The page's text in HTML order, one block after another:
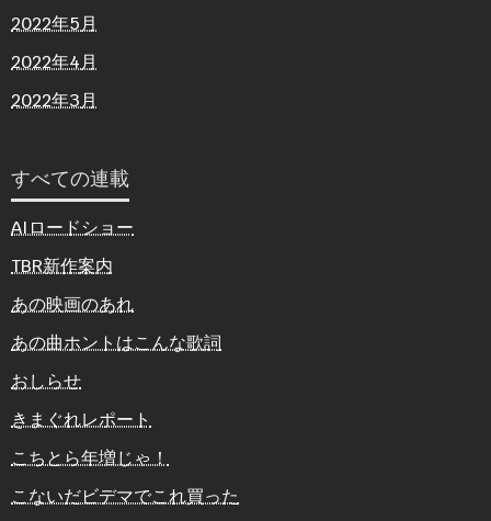
2022年5月
2022年4月
2022年3月
すべての連載
AIロードショー
TBR新作案内
あの映画のあれ
あの曲ホントはこんな歌詞
おしらせ
きまぐれレポート
こちとら年増じゃ！
こないだビデマでこれ買った